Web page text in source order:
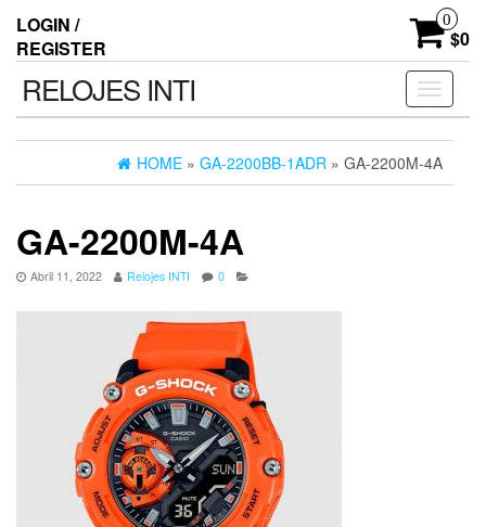
LOGIN /
REGISTER
0
$0
Toggle
RELOJES INTI
HOME » GA-2200BB-1ADR » GA-2200M-4A
GA-2200M-4A
Abril 11, 2022 Relojes INTI 0